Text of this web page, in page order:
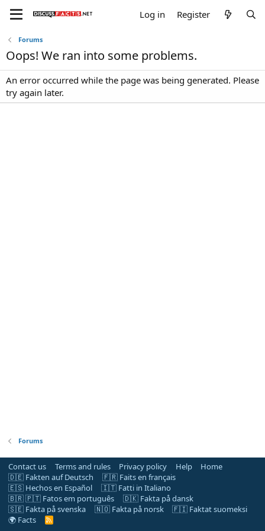
Log in Register
Forums
Oops! We ran into some problems.
An error occurred while the page was being generated. Please
try again later.
Forums
Contact us Terms and rules Privacy policy Help
Home
🇩🇪 Fakten auf Deutsch
🇫🇷 Faits en français
🇪🇸 Hechos en Español
🇮🇹 Fatti in Italiano
🇧🇷 🇵🇹 Fatos em português
🇩🇰 Fakta på dansk
🇸🇪 Fakta på svenska
🇳🇴 Fakta på norsk
🇫🇮 Faktat suomeksi
🌍 Facts
R